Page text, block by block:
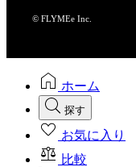
© FLYMEe Inc.
ホーム
探す
お気に入り
比較